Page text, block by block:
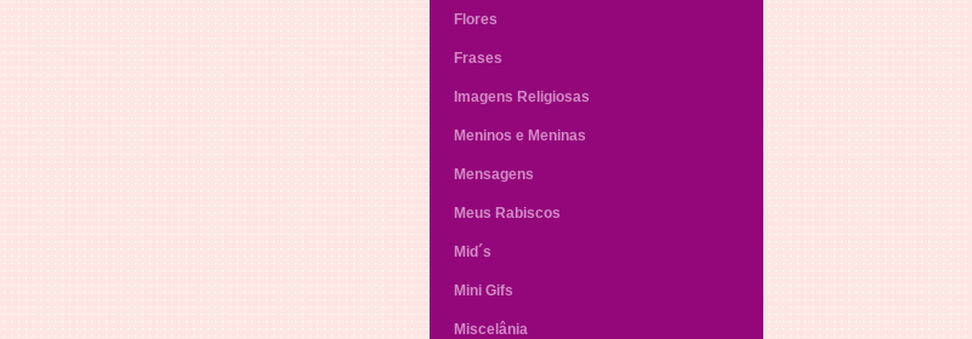
Flores
Frases
Imagens Religiosas
Meninos e Meninas
Mensagens
Meus Rabiscos
Mid´s
Mini Gifs
Miscelânia